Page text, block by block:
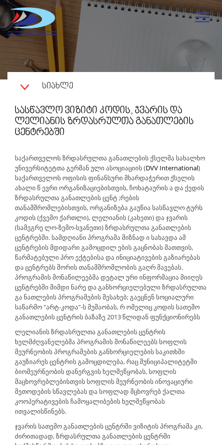
ᲡᲘᲐᲮᲚᲔ
ᲡᲐᲡᲬᲐᲕᲚᲝ ᲕᲘᲖᲘᲢᲘ ᲙᲝᲓᲘᲡ, ᲯᲕᲐᲠᲘᲡ ᲓᲐ
ᲚᲔᲚᲘᲐᲜᲘᲡ ᲖᲠᲓᲐᲡᲠᲣᲚᲗᲐ ᲒᲐᲜᲐᲗᲚᲔᲑᲘᲡ
ᲪᲔᲜᲢᲠᲔᲑᲨᲘ
საქართველოს ზრდასრულთა განათლების ქსელმა სახალხო
უნივერსიტეტთა გერმან ული ასოციაციის (DVV International)
საქართველოს ოფისის ფინანსური მხარდაჭერით ქსელის
ახალი წ ევრი ორგანიზაციებისთვის, ჩოხატაურის ა და ქედის
ზრდასრულთა განათლების ცენტ ;რების
თანამშრომლებისთვის, ორგანიზება გაუწია სასწავლო ტურს
კოდის (ქვემო ქართლი), ლელიანის (კახეთი) და ჯვარის
(სამეგრე ლო-ზემო-სვანეთი) ზრდასრულთა განათლების
ცენტრებში. სამდღიანი პროგრამა მიზნად ი სახავდა ამ
ცენტრების მდიდარი გამოცდილ ების გაცნობას მათთვის,
წარმატებული პრო ექტებისა და ინიციატივების გაზიარებას
და ცენტრებს შორის თანამშრომლობის გაღრ მავებას.
პროგრამის მონაწილეებმა დეტალ ური ინფორმაცია მიიღეს
ცენტრებში მიმდი ნარე და განხორციელებული ზრდასრულთა
გა ნათლების პროგრამების შესახებ; გაეცნენ სოციალური
საწარმო "არტ-კოდა"-ს მუშაობას, რ ომელიც კოდის სათემო
განათლების ცენტრის ბაზაზე 2013 წლიდან ფუნქციონირებს
ლელიანის ზრდასრულთა განათლების ცენტრის
ხელმძღვანელებმა პროგრამის მონაწილეებს სოფლის
მეურნეობის პროგრამების განხორციელების საკითხში
გაუზიარეს ცენტრის გამოცდილება, რაც მუნიციპალიტეტში
ბიომეურნეობის დანერგვის ხელშეწყობას, სოფლის
მაცხოვრებლებისთვის სოფლის მეურნეობის ინოვაციური
მეთოდების სწავლებას და სოფლად მცხოვრებ ქალთა
კოოპერატივების ჩამოყალიბების ხელშეწყობას
ითვალისწინებს.
ჯვარის სათემო განათლების ცენტრში ვიზიტის პროგრამა კი,
ძირითადად, ზრდასრულთა განათლების ცენტრში